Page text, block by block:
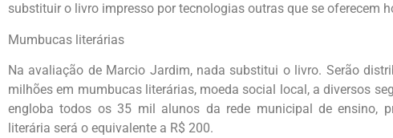
substituir o livro impresso por tecnologias outras que se oferecem
Mumbucas literárias
Na avaliação de Marcio Jardim, nada substitui o livro. Serão
milhões em mumbucas literárias, moeda social local, a diversos
engloba todos os 35 mil alunos da rede municipal de ensino,
literária será o equivalente a R$ 200.